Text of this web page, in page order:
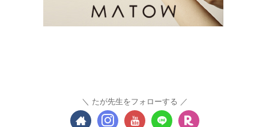
たが先生をフォローする